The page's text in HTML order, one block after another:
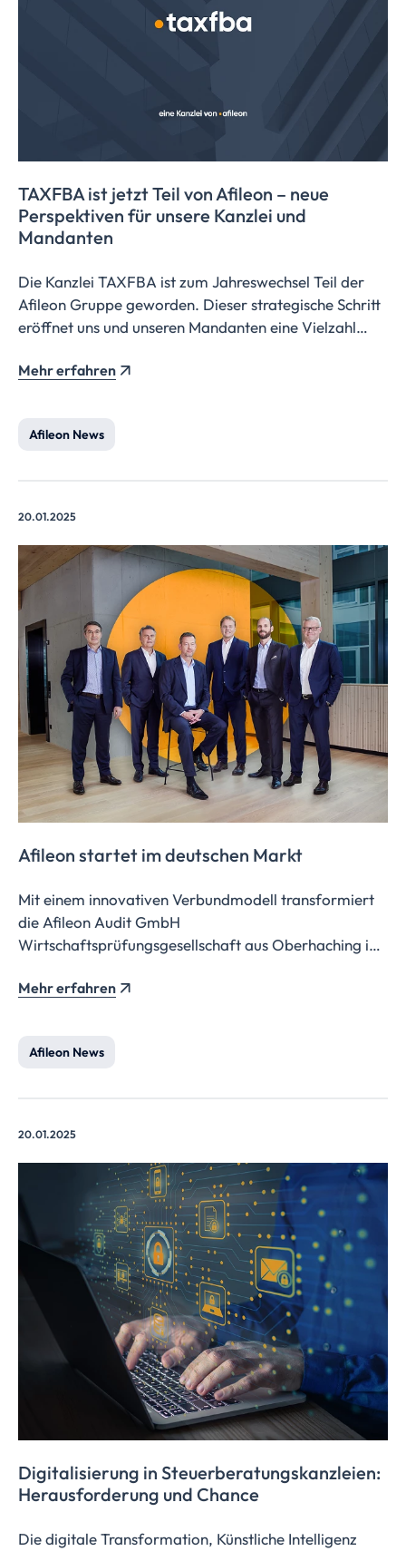
TAXFBA ist jetzt Teil von Afileon – neue
Perspektiven für unsere Kanzlei und
Mandanten
Die Kanzlei TAXFBA ist zum Jahreswechsel Teil der
Afileon Gruppe geworden. Dieser strategische Schritt
eröffnet uns und unseren Mandanten eine Vielzahl
Mehr erfahren
Afileon News
20.01.2025
Afileon startet im deutschen Markt
Mit einem innovativen Verbundmodell transformiert
die Afileon Audit GmbH
Wirtschaftsprüfungsgesellschaft aus Oberhaching in
Das Konzept vereint die Vorteile eines starken
Mehr erfahren
Afileon News
20.01.2025
Digitalisierung in Steuerberatungskanzleien:
Herausforderung und Chance
Die digitale Transformation, Künstliche Intelligenz